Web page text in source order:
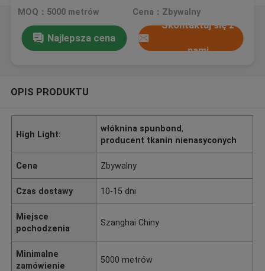
MOQ：5000 metrów Cena：Zbywalny
Najlepsza cena
Skontaktuj się z
nami
OPIS PRODUKTU
High Light:
włóknina spunbond,
producent tkanin nienasyconych
Cena Zbywalny
Czas dostawy 10-15 dni
Miejsce
pochodzenia
Szanghai Chiny
Minimalne
zamówienie
5000 metrów